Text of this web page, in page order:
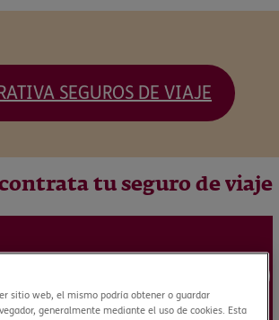
SEGUROS DE VIAJE
tu seguro de viaje
desde15,74€
sitio web, el mismo podría obtener o guardar
generalmente mediante el uso de cookies. Esta